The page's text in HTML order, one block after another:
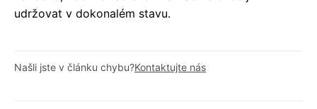
udržovat v dokonalém stavu.
Našli jste v článku chybu?Kontaktujte nás